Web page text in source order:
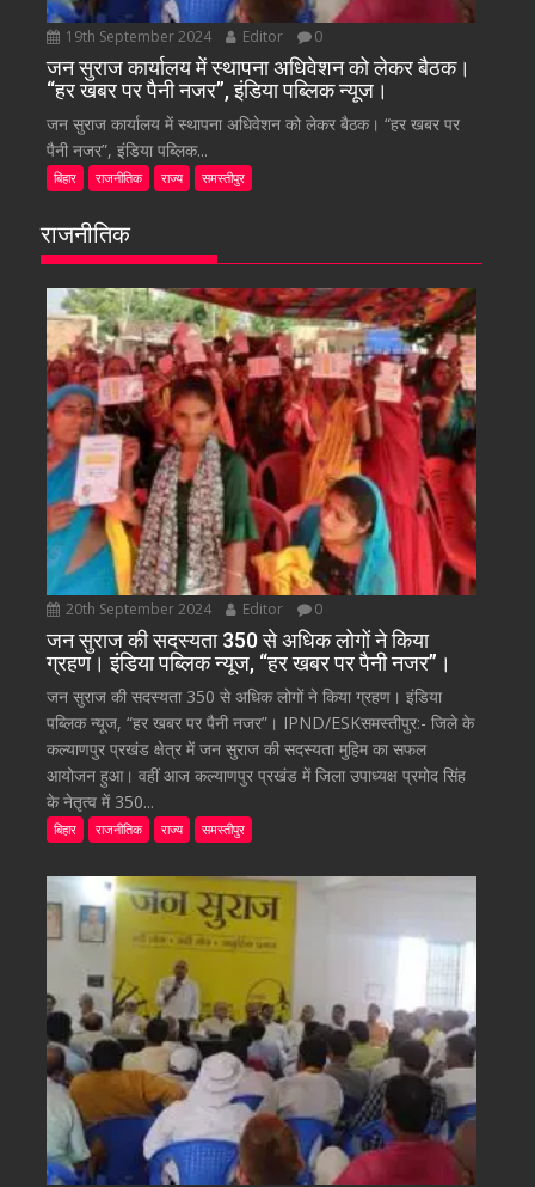
19th September 2024 Editor 0
जन सुराज कार्यालय में स्थापना अधिवेशन को लेकर बैठक।
“हर खबर पर पैनी नजर”, इंडिया पब्लिक न्यूज।
जन सुराज कार्यालय में स्थापना अधिवेशन को लेकर बैठक। “हर खबर पर
पैनी नजर”, इंडिया पब्लिक...
बिहार राजनीतिक राज्य समस्तीपुर
राजनीतिक
20th September 2024 Editor 0
जन सुराज की सदस्यता 350 से अधिक लोगों ने किया
ग्रहण। इंडिया पब्लिक न्यूज, “हर खबर पर पैनी नजर”।
जन सुराज की सदस्यता 350 से अधिक लोगों ने किया ग्रहण। इंडिया
पब्लिक न्यूज, “हर खबर पर पैनी नजर”। IPND/ESKसमस्तीपुर:- जिले के
कल्याणपुर प्रखंड क्षेत्र में जन सुराज की सदस्यता मुहिम का सफल
आयोजन हुआ। वहीं आज कल्याणपुर प्रखंड में जिला उपाध्यक्ष प्रमोद सिंह
के नेतृत्व में 350...
बिहार राजनीतिक राज्य समस्तीपुर